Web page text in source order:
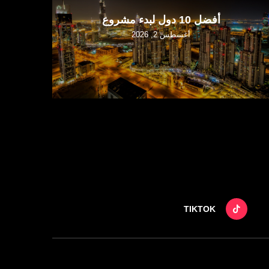
أفضل 10 دول لبدء مشروع
أغسطس 2, 2026
TIKTOK